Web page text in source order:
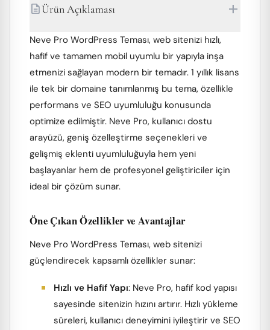
descriptionÜrün Açıklaması add
Neve Pro WordPress Teması, web sitenizi hızlı,
hafif ve tamamen mobil uyumlu bir yapıyla inşa
etmenizi sağlayan modern bir temadır. 1 yıllık lisans
ile tek bir domaine tanımlanmış bu tema, özellikle
performans ve SEO uyumluluğu konusunda
optimize edilmiştir. Neve Pro, kullanıcı dostu
arayüzü, geniş özelleştirme seçenekleri ve
gelişmiş eklenti uyumluluğuyla hem yeni
başlayanlar hem de profesyonel geliştiriciler için
ideal bir çözüm sunar.
Öne Çıkan Özellikler ve Avantajlar
Neve Pro WordPress Teması, web sitenizi
güçlendirecek kapsamlı özellikler sunar:
Hızlı ve Hafif Yapı: Neve Pro, hafif kod yapısı
sayesinde sitenizin hızını artırır. Hızlı yükleme
süreleri, kullanıcı deneyimini iyileştirir ve SEO